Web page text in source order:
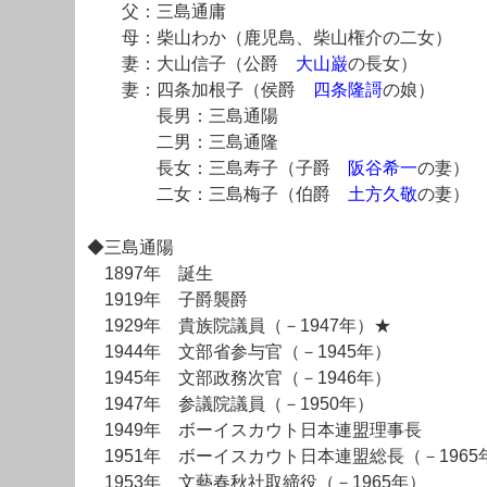
父：三島通庸
母：柴山わか（鹿児島、柴山権介の二女）
妻：大山信子（公爵 大山巌の長女）
妻：四条加根子（侯爵
四条隆謌の娘）
長男：三島通陽
二男：三島通隆
長女：三島寿子（子爵
阪谷希一の妻）
二女：三島梅子（伯爵 土方久敬の妻）
◆三島通陽
1897年 誕生
1919年 子爵襲爵
1929年 貴族院議員（－1947年）★
1944年 文部省参与官（－1945年）
1945年 文部政務次官（－1946年）
1947年 参議院議員（－1950年）
1949年 ボーイスカウト日本連盟理事長
1951年 ボーイスカウト日本連盟総長（－1965
1953年 文藝春秋社取締役（－1965年）